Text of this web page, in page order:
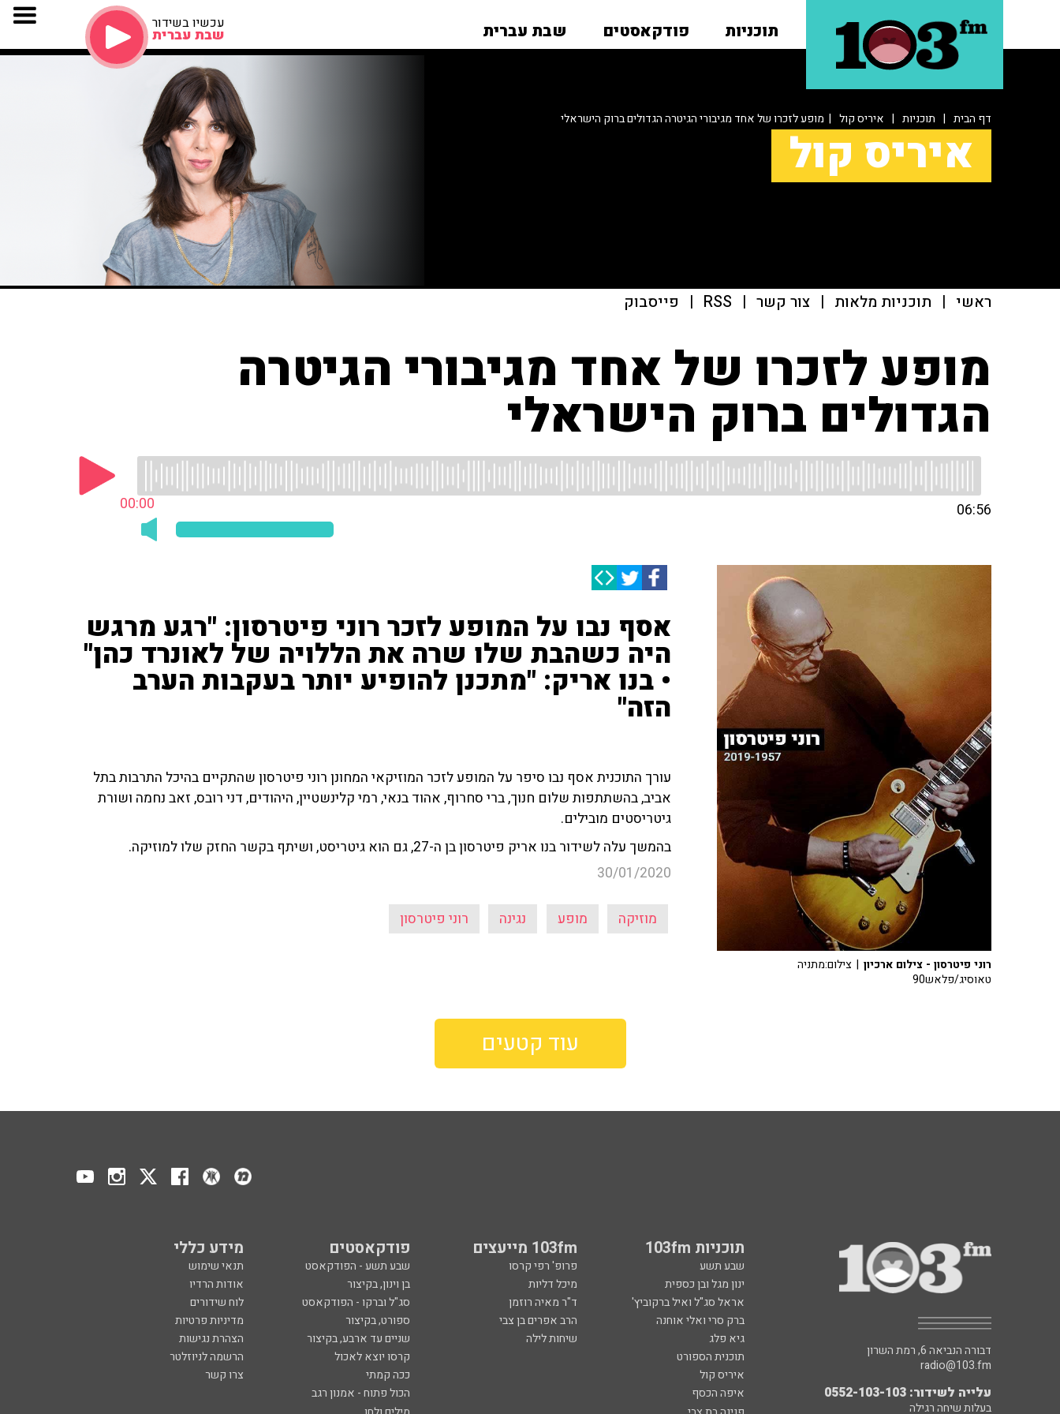
תוכניות פודקאסטים שבת עברית עכשיו בשידור
שבת עברית
דף הבית | תוכניות | איריס קול | מופע לזכרו של אחד מגיבורי הגיטרה הגדולים ברוק הישראלי
איריס קול
ראשי | תוכניות מלאות | צור קשר |
RSS
| פייסבוק
מופע לזכרו של אחד מגיבורי הגיטרה
הגדולים ברוק הישראלי
00:00 06:56
אסף נבו על המופע לזכר רוני פיטרסון: "רגע מרגש
היה כשהבת שלו שרה את הללויה של לאונרד כהן"
• בנו אריק: "מתכנן להופיע יותר בעקבות הערב
הזה"
עורך התוכנית אסף נבו סיפר על המופע לזכר המוזיקאי המחונן רוני פיטרסון שהתקיים בהיכל התרבות בתל
אביב, בהשתתפות שלום חנוך, ברי סחרוף, אהוד בנאי, רמי קלינשטיין, היהודים, דני רובס, זאב נחמה ושורת
גיטריסטים מובילים.
בהמשך עלה לשידור בנו אריק פיטרסון בן ה-27, גם הוא גיטריסט, ושיתף בקשר החזק שלו למוזיקה.
30/01/2020
מוזיקה מופע נגינה רוני פיטרסון
רוני פיטרסון - צילום ארכיון | צילום:מתניה
טאוסיג/פלאש90
עוד קטעים
תוכניות 103fm 103fm מייעצים פודקאסטים מידע כללי
שבע תשע פרופ' רפי קרסו שבע תשע - הפודקאסט
תנאי שימוש
ינון מגל ובן כספית
מיכל דליות בן וינון, בקיצור
אודות הרדיו
אראל סג"ל ואיל ברקוביץ'
ד"ר מאיה רוזמן סג"ל וברקו - הפודקאסט
לוח שידורים
ברק סרי ואלי אוחנה
הרב אפרים בן צבי ספורט, בקיצור
מדיניות פרטיות
גיא פלג
שיחות לילה שניים עד ארבע, בקיצור
הצהרת נגישות
תוכנית הספורט
קרסו יוצא לאכול
הרשמה לניוזלטר
איריס קול
ככה קמתי
צרו קשר
איפה הכסף
הכול פתוח - אמנון רגב
דבורה הנביאה 6, רמת השרון
radio@103.fm
עלייה לשידור: 0552-103-103
בעלות שיחה רגילה